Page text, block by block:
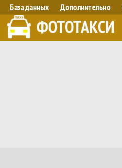
База данных Дополнительно
ФОТОТАКСИ